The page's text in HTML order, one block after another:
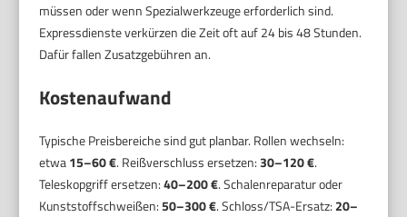
müssen oder wenn Spezialwerkzeuge erforderlich sind.
Expressdienste verkürzen die Zeit oft auf 24 bis 48 Stunden.
Dafür fallen Zusatzgebühren an.
Kostenaufwand
Typische Preisbereiche sind gut planbar. Rollen wechseln:
etwa15–60 €. Reißverschluss ersetzen:30–120 €.
Teleskopgriff ersetzen:40–200 €. Schalenreparatur oder
Kunststoffschweißen:50–300 €. Schloss/TSA-Ersatz: 20–